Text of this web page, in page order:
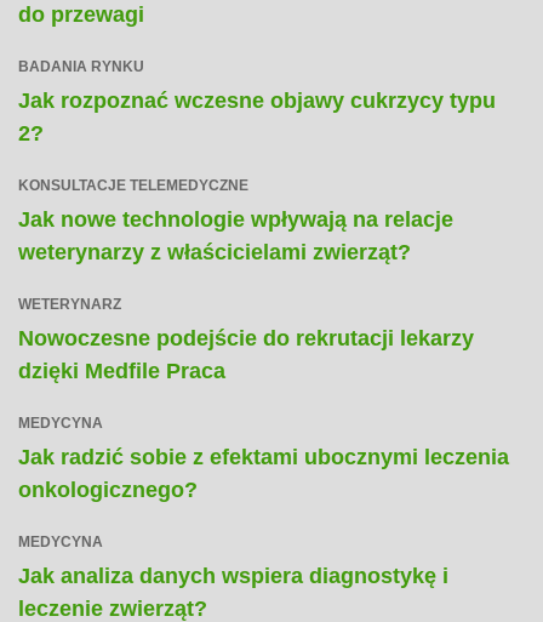
do przewagi
BADANIA RYNKU
Jak rozpoznać wczesne objawy cukrzycy typu
2?
KONSULTACJE TELEMEDYCZNE
Jak nowe technologie wpływają na relacje
weterynarzy z właścicielami zwierząt?
WETERYNARZ
Nowoczesne podejście do rekrutacji lekarzy
dzięki Medfile Praca
MEDYCYNA
Jak radzić sobie z efektami ubocznymi leczenia
onkologicznego?
MEDYCYNA
Jak analiza danych wspiera diagnostykę i
leczenie zwierząt?